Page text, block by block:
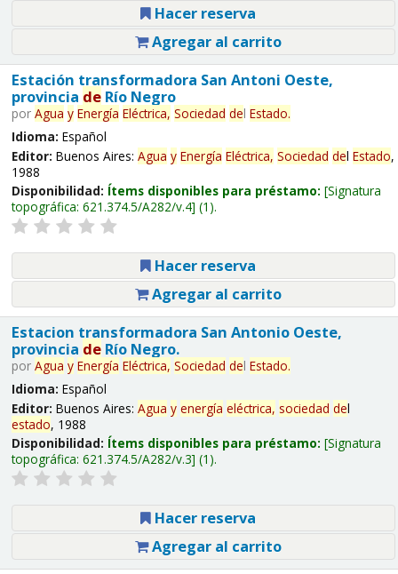
Hacer reserva
Agregar al carrito
Estación transformadora San Antoni Oeste,
provincia deRío Negro
por Agua y Energía Eléctrica, Sociedad del Estado.
Idioma: Español
Editor: Buenos Aires: Agua y Energía Eléctrica, Sociedad del Estado,
1988
Disponibilidad: Ítems disponibles para préstamo: Signatura
topográfica: 621.374.5/A282/v.4 (1).
Hacer reserva
Agregar al carrito
Estacion transformadora San Antonio Oeste,
provincia deRío Negro.
por Agua y Energía Eléctrica, Sociedad del Estado.
Idioma: Español
Editor: Buenos Aires: Agua y energía eléctrica, sociedad del
estado, 1988
Disponibilidad: Ítems disponibles para préstamo: Signatura
topográfica: 621.374.5/A282/v.3 (1).
Hacer reserva
Agregar al carrito